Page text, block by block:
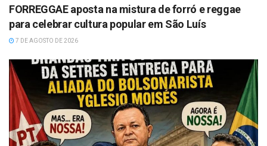
FORREGGAE aposta na mistura de forró e reggae
para celebrar cultura popular em São Luís
7 DE AGOSTO DE 2026